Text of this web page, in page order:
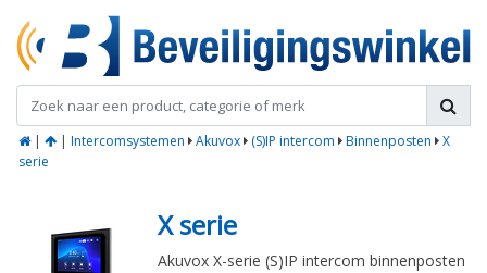
| | Intercomsystemen Akuvox (S)IP intercom Binnenposten
X
serie
X serie
Akuvox X-serie (S)IP intercom binnenposten